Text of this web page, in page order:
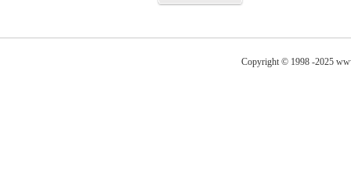
Copyright © 1998 -2025